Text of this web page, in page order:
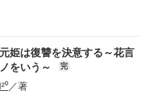
姫は復讐を決意する～花言
をいう～
完
／著